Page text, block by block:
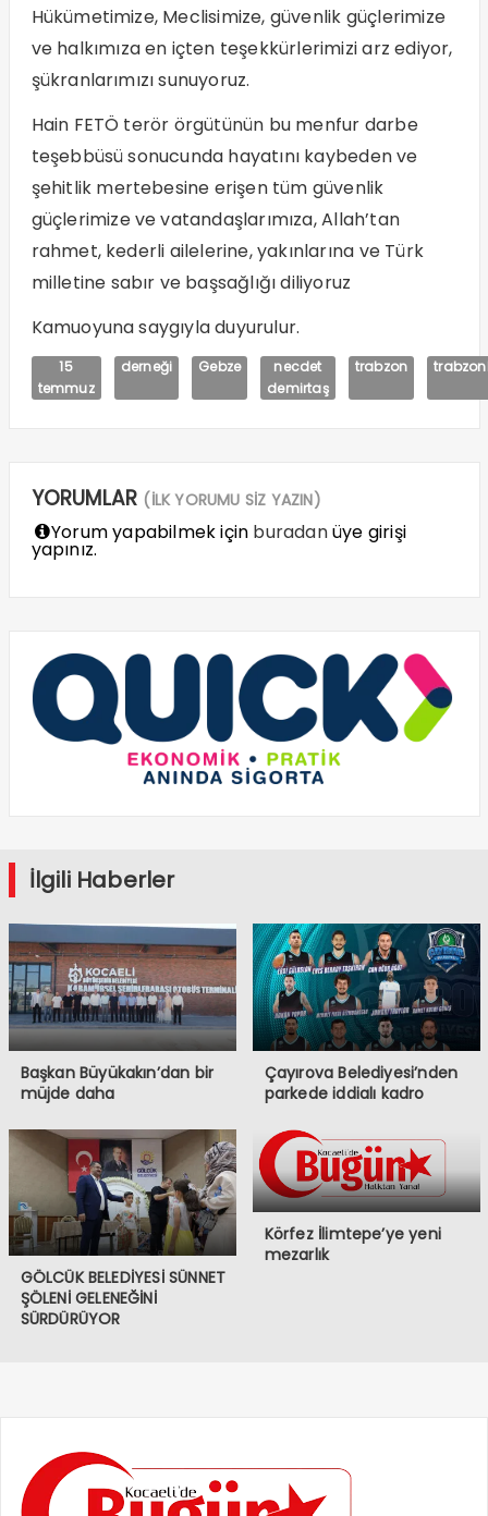
Hükümetimize, Meclisimize, güvenlik güçlerimize
ve halkımıza en içten teşekkürlerimizi arz ediyor,
şükranlarımızı sunuyoruz.
Hain FETÖ terör örgütünün bu menfur darbe
teşebbüsü sonucunda hayatını kaybeden ve
şehitlik mertebesine erişen tüm güvenlik
güçlerimize ve vatandaşlarımıza, Allah’tan
rahmet, kederli ailelerine, yakınlarına ve Türk
milletine sabır ve başsağlığı diliyoruz
Kamuoyuna saygıyla duyurulur.
15
temmuz
derneği Gebze
necdet
demirtaş
trabzon
YORUMLAR (İLK YORUMU SİZ YAZIN)
Yorum yapabilmek için buradanüye girişi
yapınız.
İlgili Haberler
Başkan Büyükakın’dan bir
müjde daha
Çayırova Belediyesi’nden
parkede iddialı kadro
GÖLCÜK BELEDİYESİ SÜNNET
ŞÖLENİ GELENEĞİNİ
SÜRDÜRÜYOR
Körfez İlimtepe’ye yeni
mezarlık